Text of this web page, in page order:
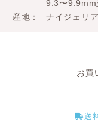
9.3〜9.9mm
産地
ナイジェリア
お買
送